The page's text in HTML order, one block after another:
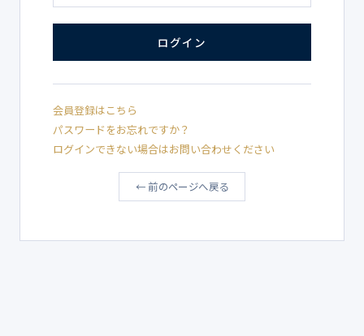
ログイン
会員登録はこちら
パスワードをお忘れですか？
ログインできない場合はお問い合わせください
← 前のページへ戻る